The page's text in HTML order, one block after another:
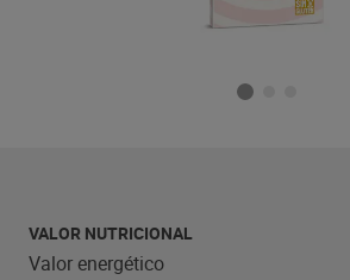
VALOR NUTRICIONAL
Valor energético